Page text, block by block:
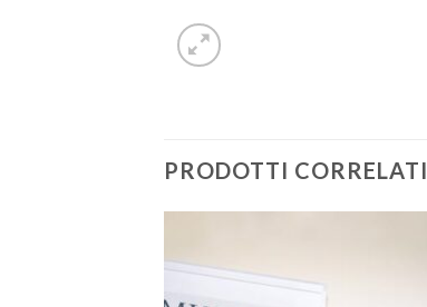
PRODOTTI CORRELATI